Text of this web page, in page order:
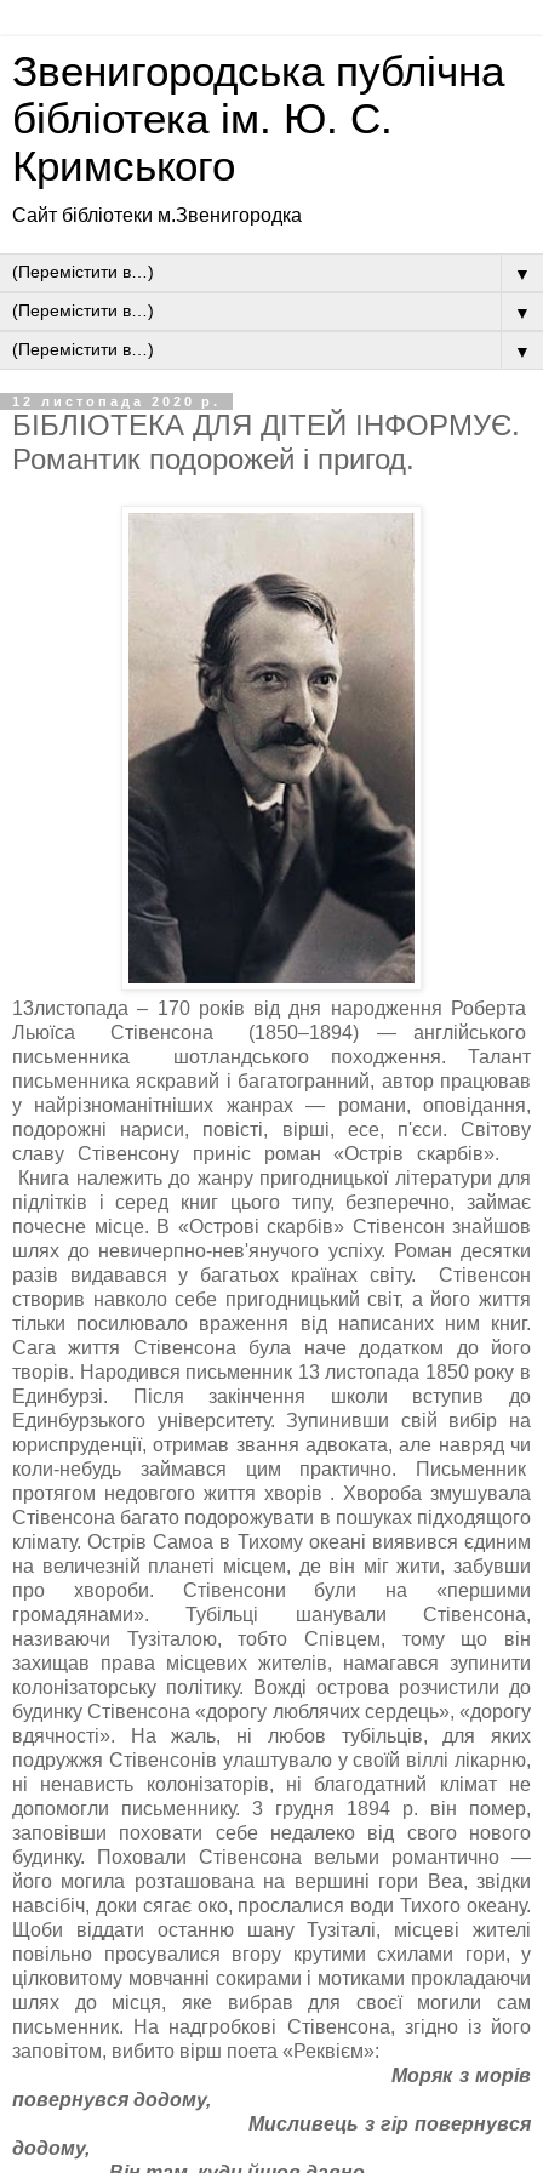
Звенигородська публічна
бібліотека ім. Ю. С.
Кримського
Сайт бібліотеки м.Звенигородка
▼
▼
▼
12 листопада 2020 р.
БІБЛІОТЕКА ДЛЯ ДІТЕЙ ІНФОРМУЄ.
Романтик подорожей і пригод.
13листопада – 170 років від дня народження Роберта
Льюїса Стівенсона (1850–1894) — англійського
письменника шотландського походження. Талант
письменника яскравий і багатогранний, автор працював
у найрізноманітніших жанрах — романи, оповідання,
подорожні нариси, повісті, вірші, есе, п'єси. Світову
славу Стівенсону приніс роман «Острів скарбів».
Книга належить до жанру пригодницької літератури для
підлітків і серед книг цього типу, безперечно, займає
почесне місце. В «Острові скарбів» Стівенсон знайшов
шлях до невичерпно-нев'янучого успіху. Роман десятки
разів видавався у багатьох країнах світу. Стівенсон
створив навколо себе пригодницький світ, а його життя
тільки посилювало враження від написаних ним книг.
Сага життя Стівенсона була наче додатком до його
творів. Народився письменник 13 листопада 1850 року в
Единбурзі. Після закінчення школи вступив до
Единбурзького університету. Зупинивши свій вибір на
юриспруденції, отримав звання адвоката, але навряд чи
коли-небудь займався цим практично. Письменник
протягом недовгого життя хворів . Хвороба змушувала
Стівенсона багато подорожувати в пошуках підходящого
клімату. Острів Самоа в Тихому океані виявився єдиним
на величезній планеті місцем, де він міг жити, забувши
про хвороби. Стівенсони були на «першими
громадянами». Тубільці шанували Стівенсона,
називаючи Тузіталою, тобто Співцем, тому що він
захищав права місцевих жителів, намагався зупинити
колонізаторську політику. Вожді острова розчистили до
будинку Стівенсона «дорогу люблячих сердець», «дорогу
вдячності». На жаль, ні любов тубільців, для яких
подружжя Стівенсонів улаштувало у своїй віллі лікарню,
ні ненависть колонізаторів, ні благодатний клімат не
допомогли письменнику. 3 грудня 1894 р. він помер,
заповівши поховати себе недалеко від свого нового
будинку. Поховали Стівенсона вельми романтично —
його могила розташована на вершині гори Веа, звідки
навсібіч, доки сягає око, прослалися води Тихого океану.
Щоби віддати останню шану Тузіталі, місцеві жителі
повільно просувалися вгору крутими схилами гори, у
цілковитому мовчанні сокирами і мотиками прокладаючи
шлях до місця, яке вибрав для своєї могили сам
письменник. На надгробкові Стівенсона, згідно із його
заповітом, вибито вірш поета «Реквієм»:
Моряк з морів
повернувся додому,
Мисливець з гір повернувся
додому,